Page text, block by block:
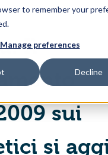
to remember your
Manage preferences
Decline
Il
sui
si